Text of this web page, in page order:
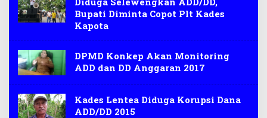
Bupati Diminta Copot Plt Kades
Kapota
DPMD Konkep Akan Monitoring
ADD dan DD Anggaran 2017
Kades Lentea Diduga Korupsi Dana
ADD/DD 2015